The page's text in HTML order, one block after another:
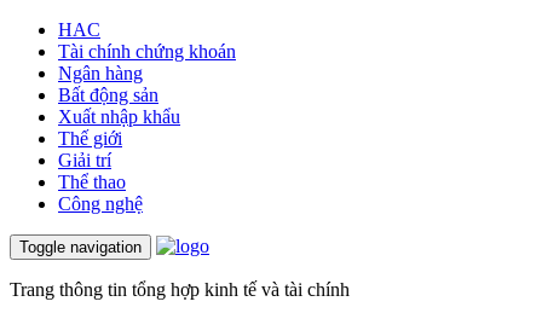
HAC
Tài chính chứng khoán
Ngân hàng
Bất động sản
Xuất nhập khẩu
Thế giới
Giải trí
Thể thao
Công nghệ
Toggle navigation
Trang thông tin tổng hợp kinh tế và tài chính